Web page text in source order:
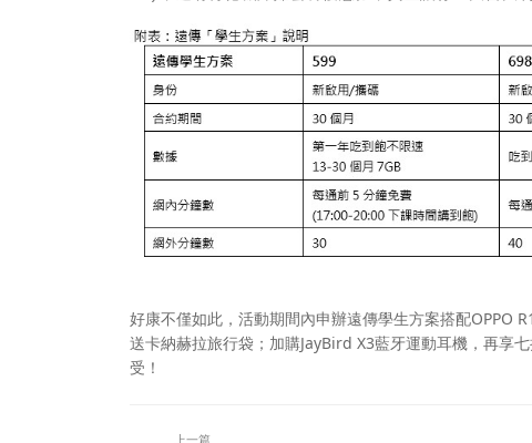
好康不僅如此，活動期間內申辦遠傳學生方案搭配OPPO
送卡納赫拉旅行袋；加購JayBird X3藍牙運動耳機，再享
受！
上一篇